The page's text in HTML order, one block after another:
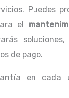
Puedes
el
de pago.
en cada